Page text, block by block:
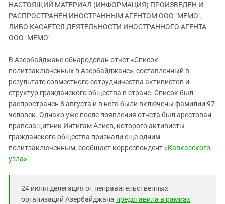
Нагорный Карабах
Российская Федерация
Ростовская область
СКФО
Ставропольский край
Южная Осетия
Южный Кавказ
ЮФО
НАСТОЯЩИЙ МАТЕРИАЛ (ИНФОРМАЦИЯ) ПРОИЗВЕДЕН И
РАСПРОСТРАНЕН ИНОСТРАННЫМ АГЕНТОМ ООО "МЕМО",
ЛИБО КАСАЕТСЯ ДЕЯТЕЛЬНОСТИ ИНОСТРАННОГО АГЕНТА
ООО "МЕМО".
В Азербайджане обнародован отчет «Список
политзаключенных в Азербайджане», составленный в
результате совместного сотрудничества активистов и
структур гражданского общества в стране. Список был
распространен 8 августа и в него были включены фамилии 97
человек. Однако уже после появления отчета был арестован
правозащитник Интигам Алиев, которого активисты
гражданского общества признали еще одним
политзаключенным, сообщает корреспондент«Кавказского
узла».
24 июня делегация от неправительственных
организаций Азербайджана представила в рамках